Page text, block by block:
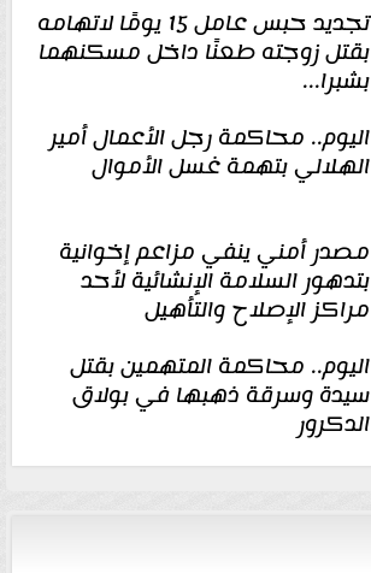
تجديد حبس عامل 15 يومًا لاتهامه
بقتل زوجته طعنًا داخل مسكنهما
بشبرا...
اليوم.. محاكمة رجل الأعمال أمير
الهلالي بتهمة غسل الأموال
مصدر أمني ينفي مزاعم إخوانية
بتدهور السلامة الإنشائية لأحد
مراكز الإصلاح والتأهيل
اليوم.. محاكمة المتهمين بقتل
سيدة وسرقة ذهبها في بولاق
الدكرور